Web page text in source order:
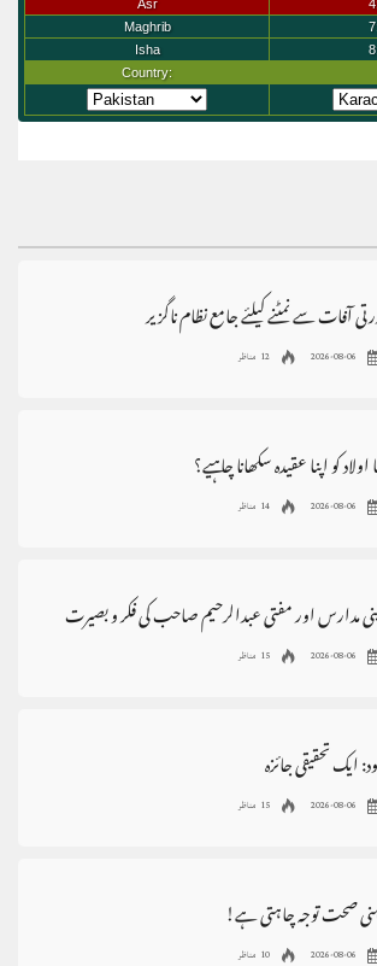
آفات سے نمٹنے کیلئے جامع نظام ناگزیر
2026-08-06 12 مناظر
اولاد کو اپنا عقیدہ سکھانا چاہیے؟
2026-08-06 14 مناظر
مدارس اور مفتی عبدالرحیم صاحب کی فکر و بصیرت
2026-08-06 15 مناظر
ایک تحقیقی جائزہ
2026-08-06 15 مناظر
صحت توجہ چاہتی ہے!
2026-08-06 10 مناظر